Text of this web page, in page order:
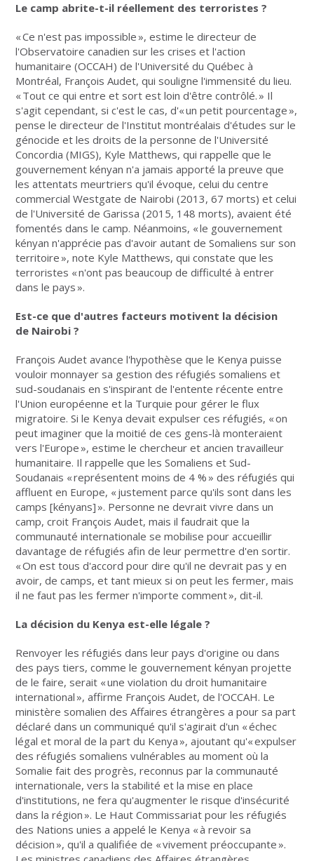
Le camp abrite-t-il réellement des terroristes ?
« Ce n'est pas impossible », estime le directeur de
l'Observatoire canadien sur les crises et l'action
humanitaire (OCCAH) de l'Université du Québec à
Montréal, François Audet, qui souligne l'immensité du lieu.
« Tout ce qui entre et sort est loin d'être contrôlé. » Il
s'agit cependant, si c'est le cas, d'« un petit pourcentage »,
pense le directeur de l'Institut montréalais d'études sur le
génocide et les droits de la personne de l'Université
Concordia (MIGS), Kyle Matthews, qui rappelle que le
gouvernement kényan n'a jamais apporté la preuve que
les attentats meurtriers qu'il évoque, celui du centre
commercial Westgate de Nairobi (2013, 67 morts) et celui
de l'Université de Garissa (2015, 148 morts), avaient été
fomentés dans le camp. Néanmoins, « le gouvernement
kényan n'apprécie pas d'avoir autant de Somaliens sur son
territoire », note Kyle Matthews, qui constate que les
terroristes « n'ont pas beaucoup de difficulté à entrer
dans le pays ».
Est-ce que d'autres facteurs motivent la décision
de Nairobi ?
François Audet avance l'hypothèse que le Kenya puisse
vouloir monnayer sa gestion des réfugiés somaliens et
sud-soudanais en s'inspirant de l'entente récente entre
l'Union européenne et la Turquie pour gérer le flux
migratoire. Si le Kenya devait expulser ces réfugiés, « on
peut imaginer que la moitié de ces gens-là monteraient
vers l'Europe », estime le chercheur et ancien travailleur
humanitaire. Il rappelle que les Somaliens et Sud-
Soudanais « représentent moins de 4 % » des réfugiés qui
affluent en Europe, « justement parce qu'ils sont dans les
camps [kényans] ». Personne ne devrait vivre dans un
camp, croit François Audet, mais il faudrait que la
communauté internationale se mobilise pour accueillir
davantage de réfugiés afin de leur permettre d'en sortir.
« On est tous d'accord pour dire qu'il ne devrait pas y en
avoir, de camps, et tant mieux si on peut les fermer, mais
il ne faut pas les fermer n'importe comment », dit-il.
La décision du Kenya est-elle légale ?
Renvoyer les réfugiés dans leur pays d'origine ou dans
des pays tiers, comme le gouvernement kényan projette
de le faire, serait « une violation du droit humanitaire
international », affirme François Audet, de l'OCCAH. Le
ministère somalien des Affaires étrangères a pour sa part
déclaré dans un communiqué qu'il s'agirait d'un « échec
légal et moral de la part du Kenya », ajoutant qu'« expulser
des réfugiés somaliens vulnérables au moment où la
Somalie fait des progrès, reconnus par la communauté
internationale, vers la stabilité et la mise en place
d'institutions, ne fera qu'augmenter le risque d'insécurité
dans la région ». Le Haut Commissariat pour les réfugiés
des Nations unies a appelé le Kenya « à revoir sa
décision », qu'il a qualifiée de « vivement préoccupante ».